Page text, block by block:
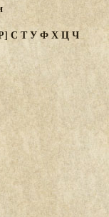
СТУФХЦЧ